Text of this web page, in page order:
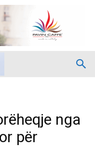
nga
për